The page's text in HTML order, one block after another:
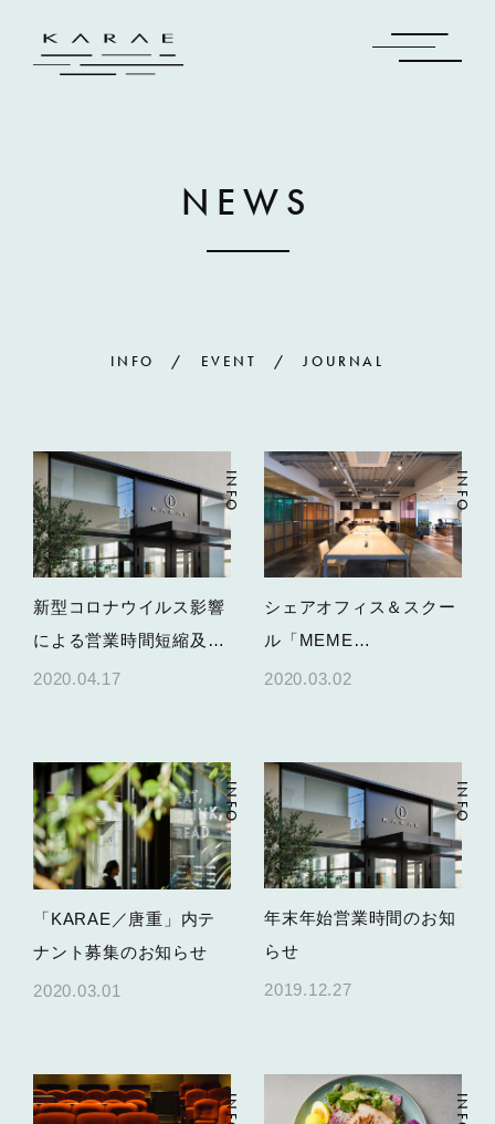
NEWS
INFO EVENT JOURNAL
新型コロナウイルス影響
による営業時間短縮及び
臨時休業についてのお知
2020.04.17
INFO
シェアオフィス＆スクー
ル「MEME
KARATSU(ミーム・唐
2020.03.02
INFO
「KARAE／唐重」内テ
ナント募集のお知らせ
2020.03.01
INFO
年末年始営業時間のお知
らせ
2019.12.27
INFO
INFO INFO